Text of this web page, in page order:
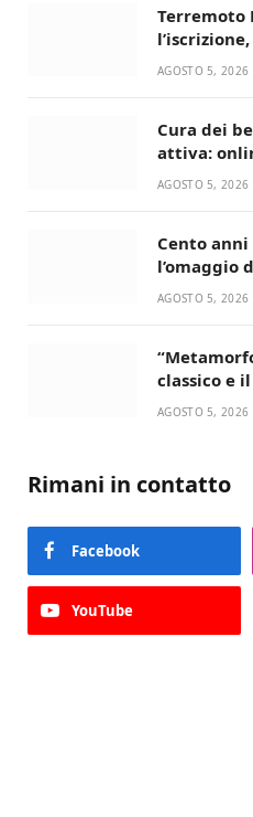
Terremoto
Serie D
AGOSTO 5, 2026
Cura dei
attiva:
condivisa
AGOSTO 5, 2026
Cento anni
l’omaggio
AGOSTO 5, 2026
classico e
incantano
AGOSTO 5, 2026
Rimani in contatto
Facebook
YouTube